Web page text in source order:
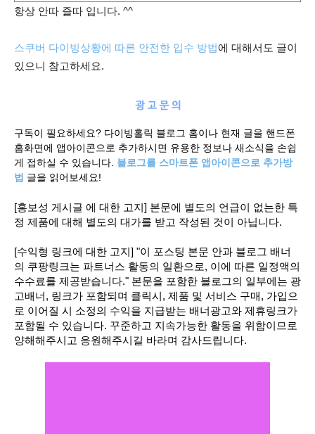
항상 안따 즐따 입니다. ^^
스쿠버 다이빙상황에 따른 안전한 입수 방법에 대해서도 글이
있으니 참고하세요.
구독이 필요하세요? 다이빙홀릭 블로그 홈이나 현재 글을 핸드폰
홈화면에 앱아이콘으로 추가하시면 유용한 정보나 새소식을 손쉽
게 접하실 수 있습니다. 블로그를 스마트폰 앱아이콘으로 추가방
법 글을 읽어보세요!
[홍보성 게시글 에 대한 고지] 본문에 별도의 언급이 없는한 특
정 제품에 대해 별도의 대가를 받고 작성된 것이 아닙니다.
[수익형 링크에 대한 고지] "이 포스팅 본문 안과 블로그 배너
의 쿠팡링크는 파트너스 활동의 일환으로, 이에 따른 일정액의
수수료를 제공받습니다." 본문을 포함한 블로그의 일부에는 광
고배너, 링크가 포함되며 클릭시, 제품 및 서비스 구매, 가입으
로 이어질 시 소정의 수익을 지급받는 배너광고와 제휴링크가
포함될 수 있습니다. 꾸준하고 지속가능한 활동을 위함이므로
양해해주시고 응원해주시길 바라며 감사드립니다.